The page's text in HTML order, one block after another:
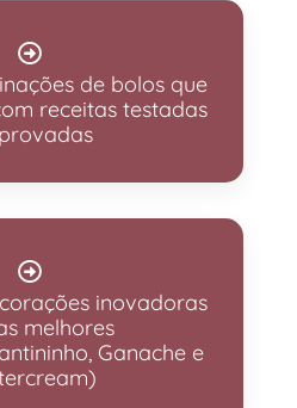
de bolos que
receitas testadas
inovadoras
melhores
Ganache e